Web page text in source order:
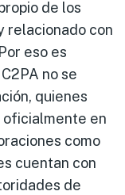
de los
relacionado con
eso es
no se
quienes
oficialmente en
como
cuentan con
de